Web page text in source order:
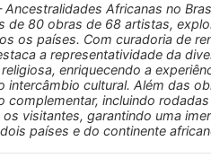
Africanas no
de 80 obras de 68 artistas,
os países. Com curadoria de
a representatividade da
enriquecendo a
intercâmbio cultural. Além das
complementar, incluindo
visitantes, garantindo uma
países e do continente